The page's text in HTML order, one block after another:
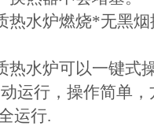
水炉燃烧*无黑
水炉可以一键式
运行，操作简单，
运行.